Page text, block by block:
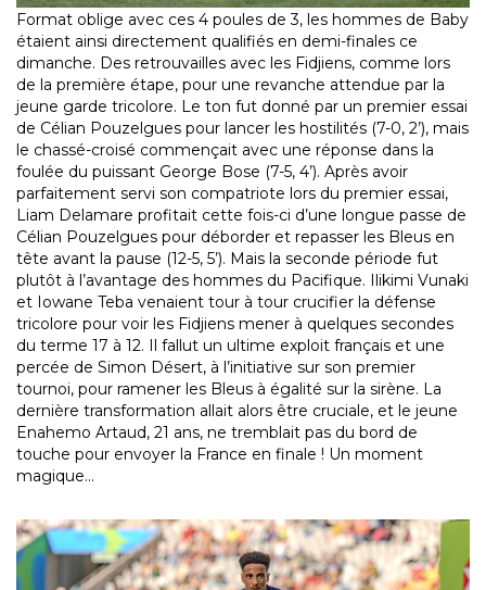
Format oblige avec ces 4 poules de 3, les hommes de Baby
étaient ainsi directement qualifiés en demi-finales ce
dimanche. Des retrouvailles avec les Fidjiens, comme lors
de la première étape, pour une revanche attendue par la
jeune garde tricolore. Le ton fut donné par un premier essai
de Célian Pouzelgues pour lancer les hostilités (7-0, 2’), mais
le chassé-croisé commençait avec une réponse dans la
foulée du puissant George Bose (7-5, 4’). Après avoir
parfaitement servi son compatriote lors du premier essai,
Liam Delamare profitait cette fois-ci d’une longue passe de
Célian Pouzelgues pour déborder et repasser les Bleus en
tête avant la pause (12-5, 5’). Mais la seconde période fut
plutôt à l’avantage des hommes du Pacifique. Ilikimi Vunaki
et Iowane Teba venaient tour à tour crucifier la défense
tricolore pour voir les Fidjiens mener à quelques secondes
du terme 17 à 12. Il fallut un ultime exploit français et une
percée de Simon Désert, à l’initiative sur son premier
tournoi, pour ramener les Bleus à égalité sur la sirène. La
dernière transformation allait alors être cruciale, et le jeune
Enahemo Artaud, 21 ans, ne tremblait pas du bord de
touche pour envoyer la France en finale ! Un moment
magique…